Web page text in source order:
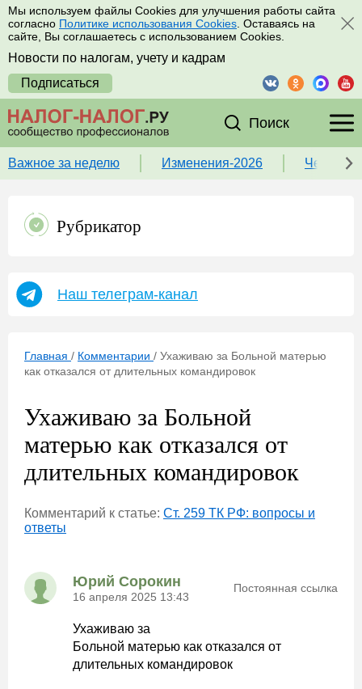
Мы используем файлы Cookies для улучшения работы сайта
согласно Политике использования Cookies . Оставаясь на
сайте, Вы соглашаетесь с использованием Cookies.
Новости по налогам, учету и кадрам
Подписаться
Поиск
Важное за неделю Изменения-2026 Чек-
Рубрикатор
Наш телеграм-канал
Главная / Комментарии / Ухаживаю за Больной матерью
как отказался от длительных командировок
Ухаживаю за Больной
матерью как отказался от
длительных командировок
Комментарий к статье: Ст. 259 ТК РФ: вопросы и
ответы
Юрий Сорокин
16 апреля 2025 13:43
Постоянная ссылка
Ухаживаю за
Больной матерью как отказался от
длительных командировок